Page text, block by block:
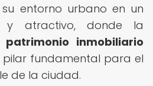
entorno urbano en un
y atractivo, donde la
patrimonio inmobiliario
pilar fundamental para el
de la ciudad.